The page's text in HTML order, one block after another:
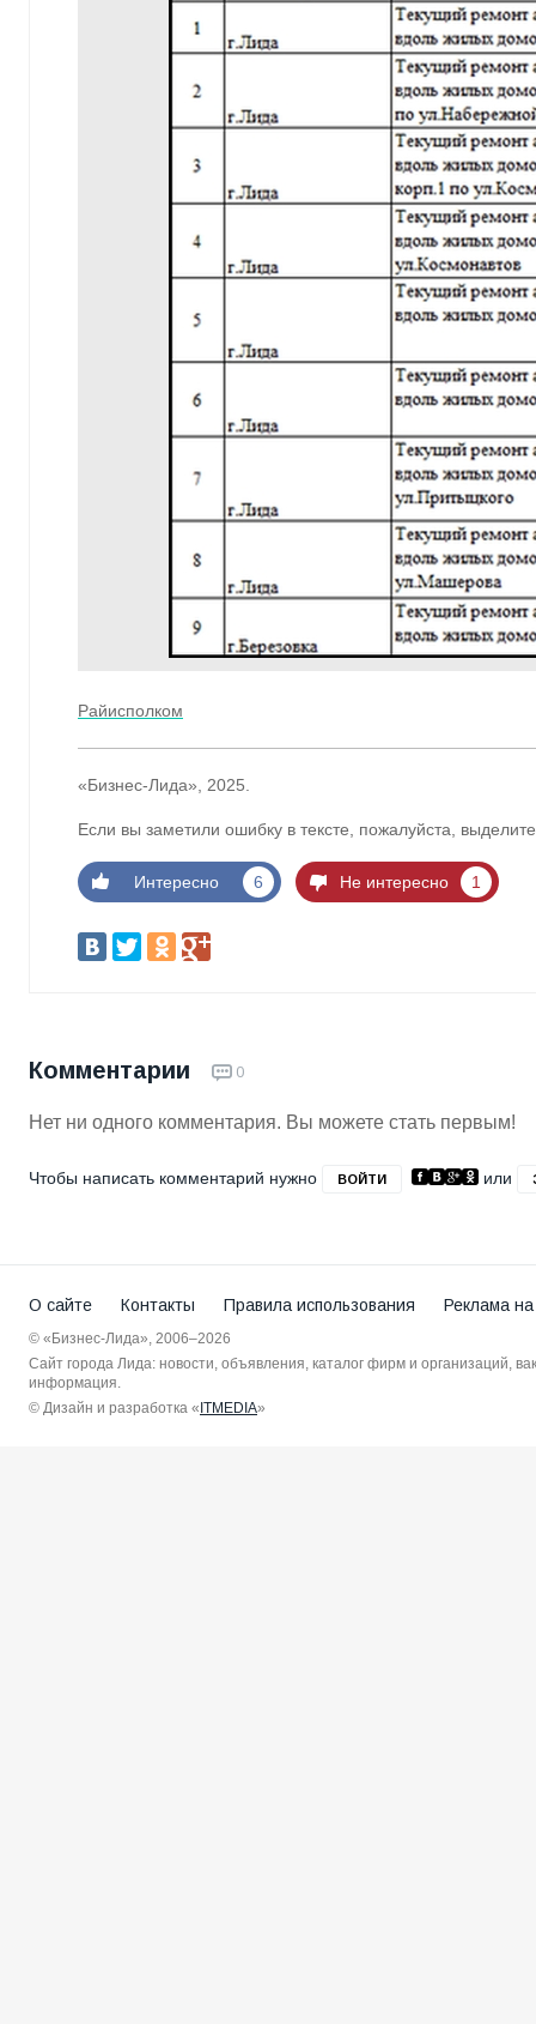
Райисполком
«Бизнес-Лида», 2025.
Если вы заметили ошибку в тексте, пожалуйста,
Интересно 6 Не интересно 1
Комментарии 0
Нет ни одного комментария. Вы можете стать первым!
Чтобы написать комментарий нужно ВОЙТИ или
О сайте Контакты Правила использования Реклама
© «Бизнес-Лида», 2006–2026
Сайт города Лида: новости, объявления, каталог фирм и организаций,
информация.
© Дизайн и разработка « ITMEDIA»